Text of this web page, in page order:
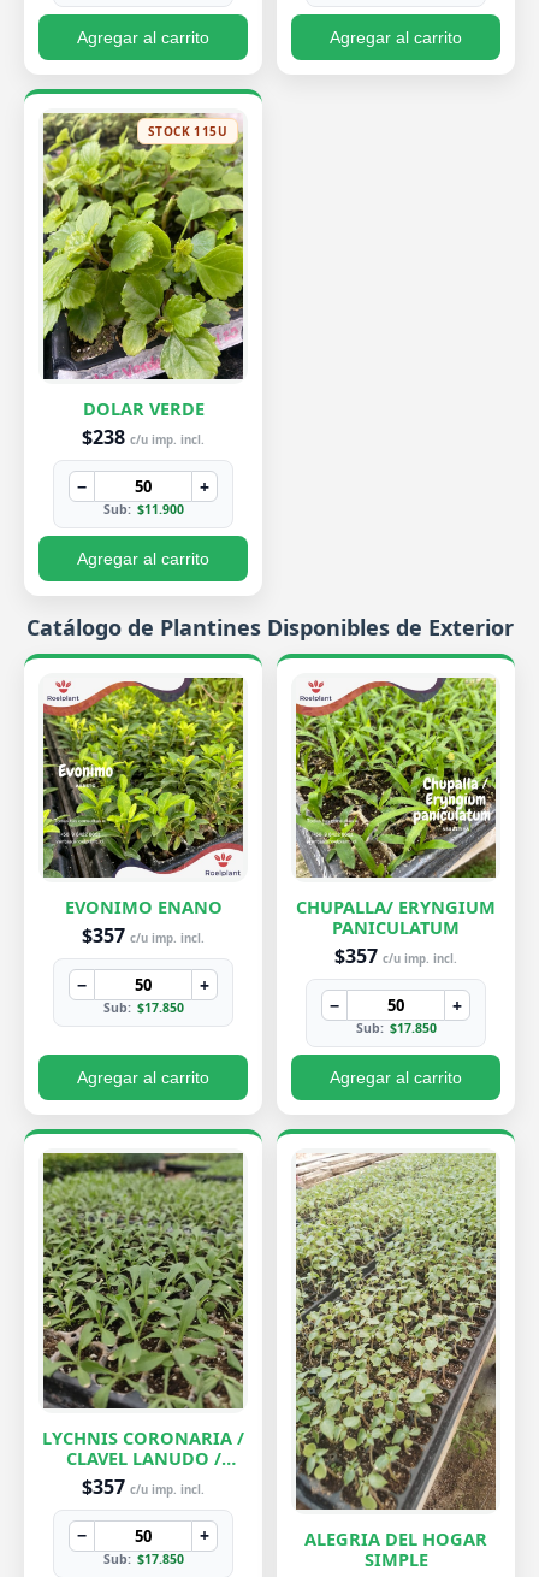
Agregar al carrito Agregar al carrito
STOCK 115U
DOLAR VERDE
$238 c/u imp. incl.
− +
Sub: $11.900
Agregar al carrito
Catálogo de Plantines Disponibles de Exterior
EVONIMO ENANO
$357 c/u imp. incl.
− +
Sub: $17.850
Agregar al carrito
CHUPALLA/ ERYNGIUM
PANICULATUM
$357 c/u imp. incl.
− +
Sub: $17.850
Agregar al carrito
LYCHNIS CORONARIA /
CLAVEL LANUDO /
ABUELA
$357 c/u imp. incl.
− +
Sub: $17.850
ALEGRIA DEL HOGAR
SIMPLE